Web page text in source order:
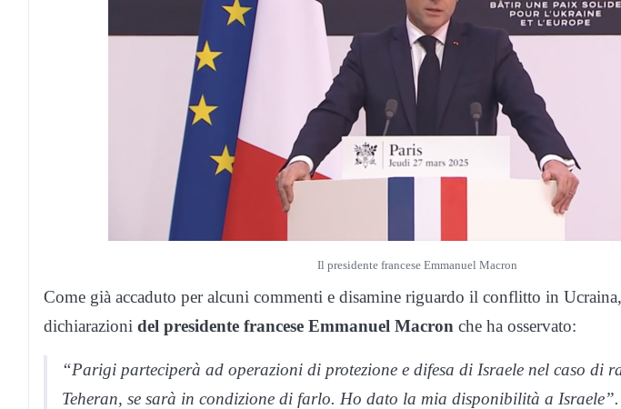
Il presidente francese Emmanuel Macron
Come già accaduto per alcuni commenti e disamine riguardo il conflitto in
dichiarazioni del presidente francese Emmanuel Macron che ha osservato:
“Parigi parteciperà ad operazioni di protezione e difesa di Israele nel caso di
Teheran, se sarà in condizione di farlo. Ho dato la mia disponibilità a Israele”.